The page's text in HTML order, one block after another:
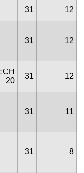
31 12
31 12
20
31 12
31 11
31 8